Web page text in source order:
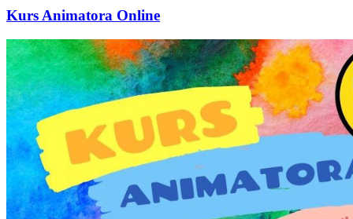
Kurs Animatora Online